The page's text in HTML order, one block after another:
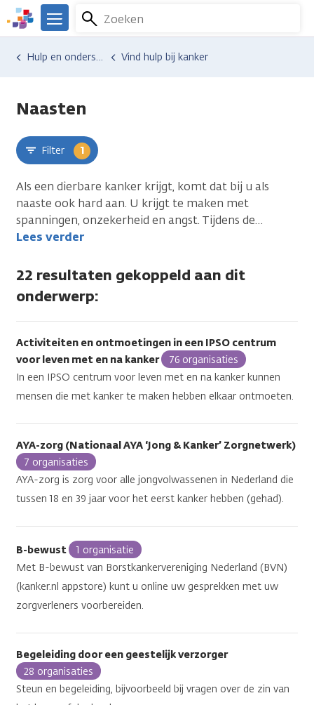
Overslaan
en
naar
We
er
Kanker.nl
Zoeken
Menu
Hulp en ondersteuning Vind hulp bij kanker
Naasten
Filter 1
Als een dierbare kanker krijgt, komt dat bij u als
naaste ook hard aan. U krijgt te maken met
spanningen, onzekerheid en angst. Tijdens de…
Lees verder
22 resultaten gekoppeld aan dit
onderwerp:
Activiteiten en ontmoetingen in een IPSO centrum
voor leven met en na kanker
76 organisaties
In een IPSO centrum voor leven met en na kanker kunnen
mensen die met kanker te maken hebben elkaar ontmoeten.
AYA-zorg (Nationaal AYA ‘Jong & Kanker’ Zorgnetwerk)
7 organisaties
AYA-zorg is zorg voor alle jongvolwassenen in Nederland die
tussen 18 en 39 jaar voor het eerst kanker hebben (gehad).
B-bewust
1 organisatie
Met B-bewust van Borstkankervereniging Nederland (BVN)
(kanker.nl appstore) kunt u online uw gesprekken met uw
zorgverleners voorbereiden.
Begeleiding door een geestelijk verzorger
28 organisaties
Steun en begeleiding, bijvoorbeeld bij vragen over de zin van